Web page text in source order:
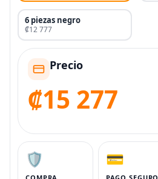
6 piezas negro
₡12 777
Precio
₡15 277
🛡️ 💳